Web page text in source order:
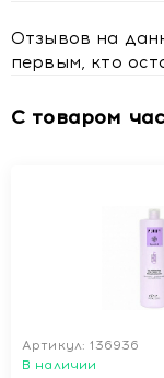
Отзывов на
первым, кто
С товаром
Артикул: 136936
В наличии